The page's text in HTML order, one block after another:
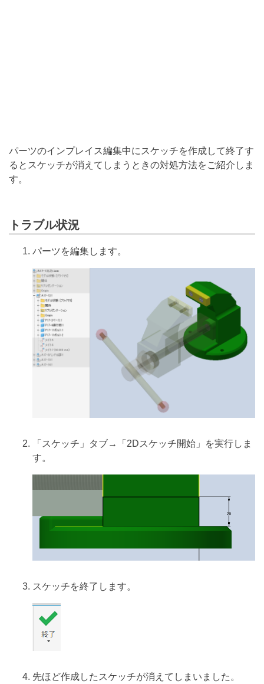
パーツのインプレイス編集中にスケッチを作成して終了す
るとスケッチが消えてしまうときの対処方法をご紹介しま
す。
トラブル状況
パーツを編集します。
「スケッチ」タブ→「2Dスケッチ開始」を実行しま
す。
スケッチを終了します。
先ほど作成したスケッチが消えてしまいました。